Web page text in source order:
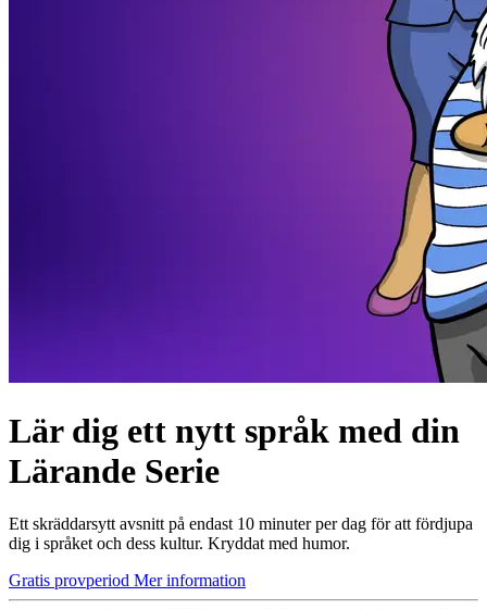
Lär dig ett nytt språk med din
Lärande Serie
Ett skräddarsytt avsnitt på endast 10 minuter per dag för att fördjupa
dig i språket och dess kultur. Kryddat med humor.
Gratis provperiod Mer information